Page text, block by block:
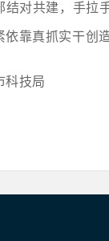
结对共建，手拉
依靠真抓实干创
科技局